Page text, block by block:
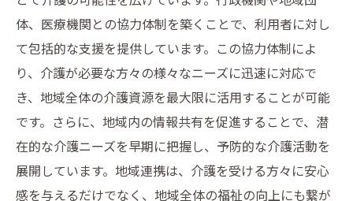
体、医療機関との協力体制を築くことで、利用者に対し
て包括的な支援を提供しています。この協力体制によ
り、介護が必要な方々の様々なニーズに迅速に対応で
き、地域全体の介護資源を最大限に活用することが可能
です。さらに、地域内の情報共有を促進することで、潜
在的な介護ニーズを早期に把握し、予防的な介護活動を
展開しています。地域連携は、介護を受ける方々に安心
感を与えるだけでなく、地域全体の福祉の向上にも繋が